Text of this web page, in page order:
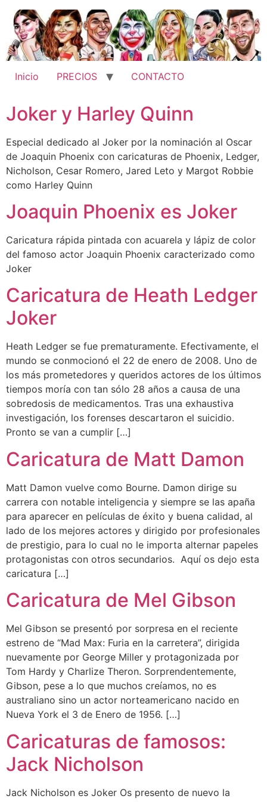
contenido
Inicio PRECIOS CONTACTO
Joker y Harley Quinn
Especial dedicado al Joker por la nominación al Oscar
de Joaquin Phoenix con caricaturas de Phoenix, Ledger,
Nicholson, Cesar Romero, Jared Leto y Margot Robbie
como Harley Quinn
Joaquin Phoenix es Joker
Caricatura rápida pintada con acuarela y lápiz de color
del famoso actor Joaquin Phoenix caracterizado como
Joker
Caricatura de Heath Ledger
Joker
Heath Ledger se fue prematuramente. Efectivamente, el
mundo se conmocionó el 22 de enero de 2008. Uno de
los más prometedores y queridos actores de los últimos
tiempos moría con tan sólo 28 años a causa de una
sobredosis de medicamentos. Tras una exhaustiva
investigación, los forenses descartaron el suicidio.
Pronto se van a cumplir […]
Caricatura de Matt Damon
Matt Damon vuelve como Bourne. Damon dirige su
carrera con notable inteligencia y siempre se las apaña
para aparecer en películas de éxito y buena calidad, al
lado de los mejores actores y dirigido por profesionales
de prestigio, para lo cual no le importa alternar papeles
protagonistas con otros secundarios. Aquí os dejo esta
caricatura […]
Caricatura de Mel Gibson
Mel Gibson se presentó por sorpresa en el reciente
estreno de “Mad Max: Furia en la carretera”, dirigida
nuevamente por George Miller y protagonizada por
Tom Hardy y Charlize Theron. Sorprendentemente,
Gibson, pese a lo que muchos creíamos, no es
australiano sino un actor norteamericano nacido en
Nueva York el 3 de Enero de 1956. […]
Caricaturas de famosos:
Jack Nicholson
Jack Nicholson es Joker Os presento de nuevo la